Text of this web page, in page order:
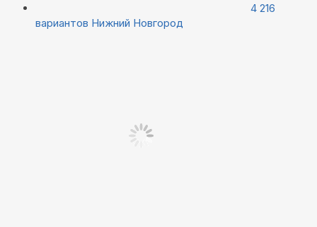
4 216
вариантов Нижний Новгород